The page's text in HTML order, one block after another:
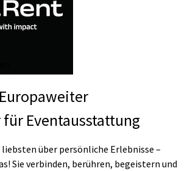
Eventausstattung
liebsten über persönliche Erlebnisse –
Sie verbinden, berühren, begeistern und